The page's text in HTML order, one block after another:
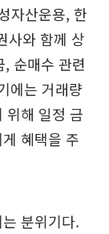
자산운용, 한
사와 함께 상
순매수 관련
에는 거래량
위해 일정 금
혜택을 주
분위기다.